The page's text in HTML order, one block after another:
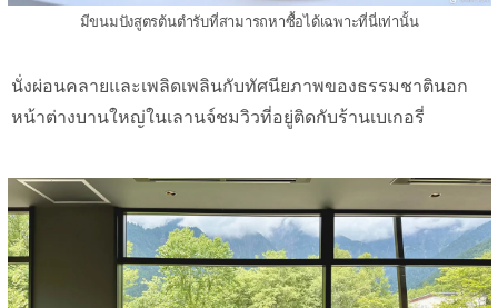
มีขนมปังสูตรต้นตำรับที่สามารถหาซื้อได้เฉพาะที่นี่เท่านั้น
นั่งผ่อนคลายและเพลิดเพลินกับทัศนียภาพของธรรมชาตินอก
หน้าต่างบานใหญ่ในเลานจ์ชมวิวที่อยู่ติดกับร้านเบเกอรี่